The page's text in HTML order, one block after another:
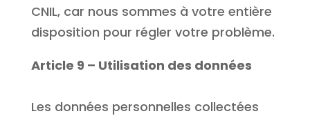
CNIL, car nous sommes à votre entière
disposition pour régler votre problème.
Article 9 – Utilisation des données
Les données personnelles collectées